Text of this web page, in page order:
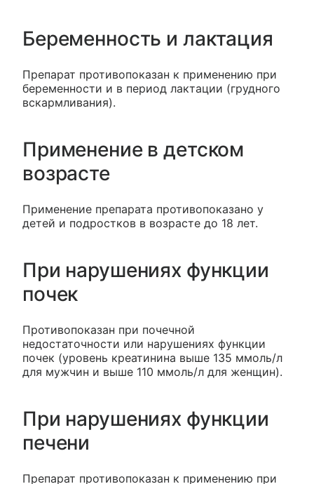
Беременность и лактация
Препарат противопоказан к применению при
беременности и в период лактации (грудного
вскармливания).
Применение в детском
возрасте
Применение препарата противопоказано у
детей и подростков в возрасте до 18 лет.
При нарушениях функции
почек
Противопоказан при почечной
недостаточности или нарушениях функции
почек (уровень креатинина выше 135 ммоль/л
для мужчин и выше 110 ммоль/л для женщин).
При нарушениях функции
печени
Препарат противопоказан к применению при